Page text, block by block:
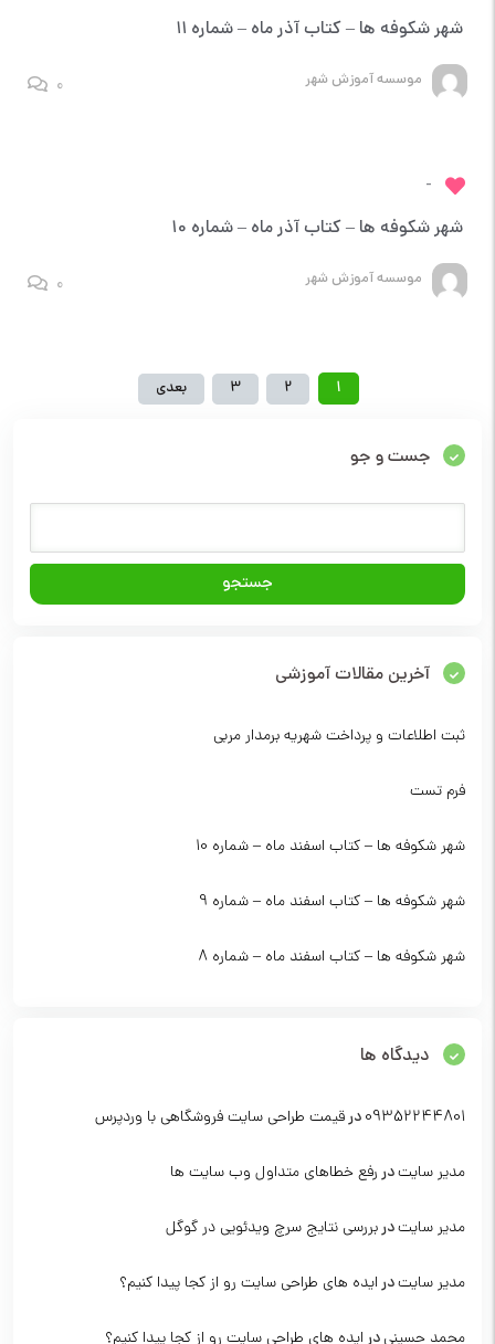
شهر شکوفه ها – کتاب آذر ماه – شماره 11
موسسه آموزش شهر 0
-
شهر شکوفه ها – کتاب آذر ماه – شماره 10
موسسه آموزش شهر 0
1
2
3 بعدی
جست و جو
آخرین مقالات آموزشی
ثبت اطلاعات و پرداخت شهریه برمدار مربی
فرم تست
شهر شکوفه ها – کتاب اسفند ماه – شماره 10
شهر شکوفه ها – کتاب اسفند ماه – شماره 9
شهر شکوفه ها – کتاب اسفند ماه – شماره 8
دیدگاه ها
09352244801درقیمت طراحی سایت فروشگاهی با وردپرس
مدیر سایتدررفع خطاهای متداول وب سایت ها
مدیر سایتدربررسی نتایج سرچ ویدئویی در گوگل
مدیر سایتدرایده های طراحی سایت رو از کجا پیدا کنیم؟
محمد حسینیدر ایده های طراحی سایت رو از کجا پیدا کنیم؟